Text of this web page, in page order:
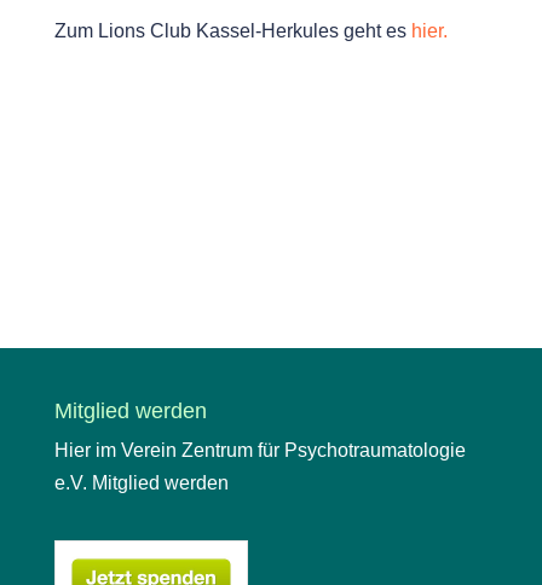
Zum Lions Club Kassel-Herkules geht es hier.
Mitglied werden
Hier im Verein Zentrum für Psychotraumatologie
e.V. Mitglied werden